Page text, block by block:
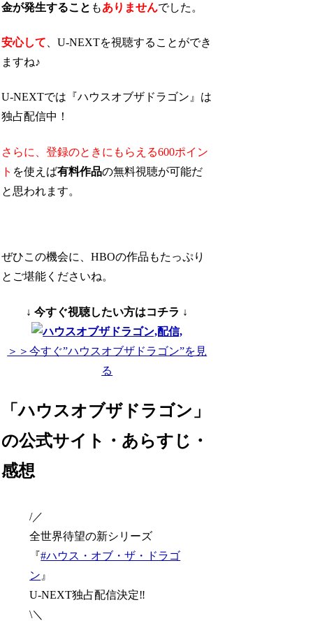
金が発生すること もありませんでした。
安心して 、U-NEXTを視聴することができ
ますね♪
U-NEXTでは『ハウスオブザドラゴン』は
独占配信中！
さらに、登録のときにもらえる600ポイン
ト を使えば有料作品の無料視聴が可能だ
と思われます。
ぜひこの機会に、HBOの作品もたっぷり
とご堪能くださいね。
↓ 今すぐ視聴したい方はコチラ ↓
＞＞今すぐ”ハウスオブザドラゴン”を見
る
「ハウスオブザドラゴン」
の公式サイト・あらすじ・
感想
/／
全世界待望の新シリーズ
『#ハウス・オブ・ザ・ドラゴ
ン 』
U-NEXT独占配信決定‼️
\＼